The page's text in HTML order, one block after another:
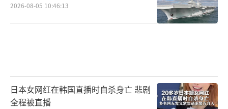
F-35升级遇挫的问题也受到诸多决定采购
这种先进战斗机的美国盟友的关注。加拿大
大计划购买的也是F-35的Block 4版本。加拿大
国防部发言人回应称，“加拿大已经意识到GA
2026-08-05 10:46:13
日本女网红在韩国直播时自杀身亡 悲剧
全程被直播